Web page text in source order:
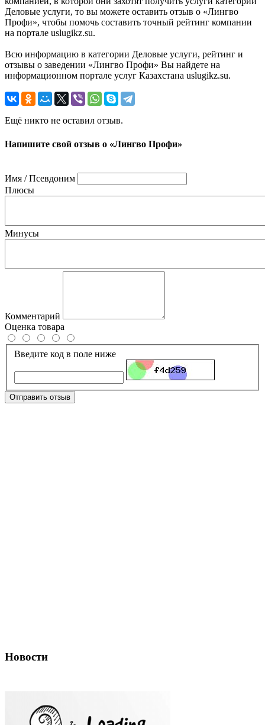
Деловые услуги, то вы можете оставить отзыв о «Лингво
Профи», чтобы помочь составить точный рейтинг компании
на портале uslugikz.su.
Всю информацию в категории Деловые услуги, рейтинг и
отзывы о заведении «Лингво Профи» Вы найдете на
информационном портале услуг Казахстана uslugikz.su.
Ещё никто не оставил отзыв.
Напишите свой отзыв о «Лингво Профи»
Имя / Псевдоним
Плюсы
Минусы
Комментарий
Оценка товара
Введите код в поле ниже
Отправить отзыв
Новости